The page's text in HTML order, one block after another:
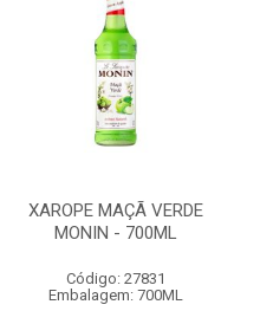
XAROPE MAÇÃ VERDE
MONIN - 700ML
Código: 27831
Embalagem: 700ML